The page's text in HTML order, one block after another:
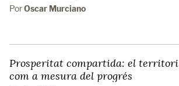
PorOscar Murciano
Prosperitat compartida: el territori
com a mesura del progrés